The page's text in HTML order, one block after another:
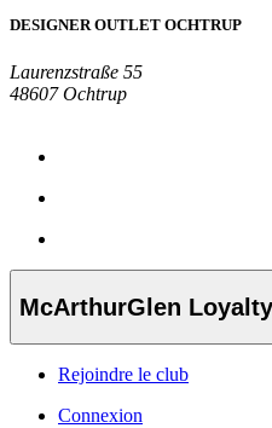
DESIGNER OUTLET OCHTRUP
Laurenzstraße 55
48607 Ochtrup
McArthurGlen
Rejoindre le club
Connexion